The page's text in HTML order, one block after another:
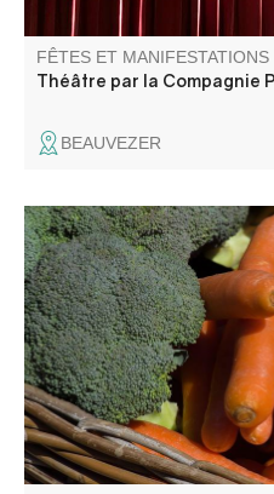
FÊTES ET MANIFESTATIONS
Théâtre par la Compagnie
BEAUVEZER
Vous trouverez sur le
producteurs 100% locaux.